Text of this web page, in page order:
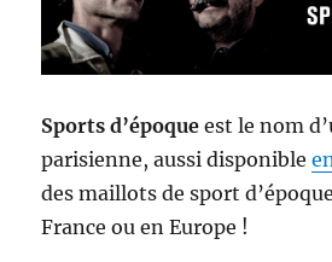
Sports d’époque est le nom
parisienne, aussi disponible
des maillots de sport
France ou en Europe !